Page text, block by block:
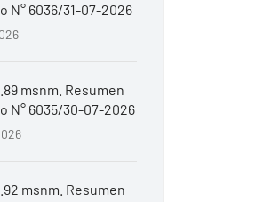
N° 6036/31-07-2026
msnm. Resumen
N° 6035/30-07-2026
msnm. Resumen